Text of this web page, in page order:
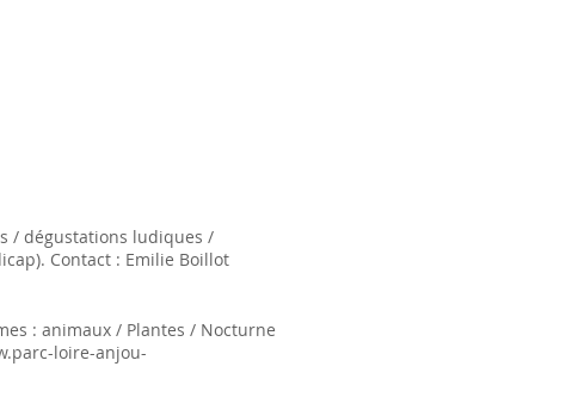
/ dégustations ludiques /
Contact : Emilie Boillot
: animaux / Plantes / Nocturne
loire-anjou-